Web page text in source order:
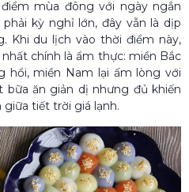
mùa đông với ngày ngắn
kỳ nghỉ lớn, đây vẫn là dịp
Khi du lịch vào thời điểm này,
chính là ẩm thực: miền Bắc
hổi, miền Nam lại ấm lòng với
ăn giản dị nhưng đủ khiến
tiết trời giá lạnh.